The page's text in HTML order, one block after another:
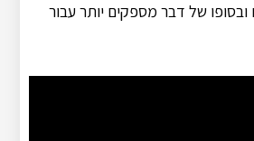
ובסופו של דבר מספקים יותר עבור